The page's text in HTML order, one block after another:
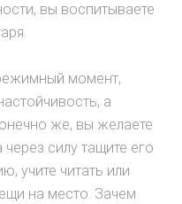
вы воспитываете
момент,
а
же, вы желаете
силу тащите его
учите читать или
на место. Зачем